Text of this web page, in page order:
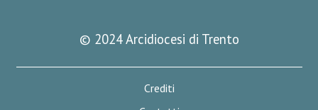
© 2024 Arcidiocesi di Trento
Crediti